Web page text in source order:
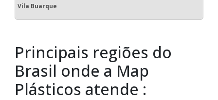
Vila Buarque
Principais regiões do
Brasil onde a Map
Plásticos atende :